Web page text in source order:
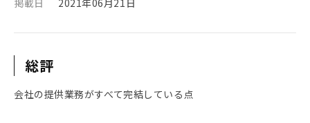
掲載日
2021年06月21日
総評
会社の提供業務がすべて完結している点